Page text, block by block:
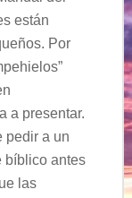
están
Por
a presentar.
pedir a un
bíblico antes
las